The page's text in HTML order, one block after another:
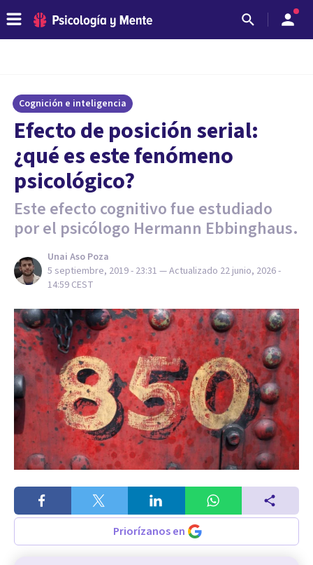
Cognición e inteligencia
Efecto de posición serial:
¿qué es este fenómeno
psicológico?
Este efecto cognitivo fue estudiado
por el psicólogo Hermann Ebbinghaus.
Unai Aso Poza
5 septiembre, 2019 - 23:31 — Actualizado 22 junio, 2026 -
14:59 CEST
Priorízanos en